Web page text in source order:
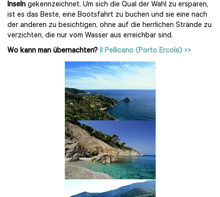
Inseln gekennzeichnet. Um sich die Qual der Wahl zu ersparen,
ist es das Beste, eine Bootsfahrt zu buchen und sie eine nach
der anderen zu besichtigen, ohne auf die herrlichen Strände zu
verzichten, die nur vom Wasser aus erreichbar sind.
Wo kann man übernachten? Il Pellicano (Porto Ercole) >>